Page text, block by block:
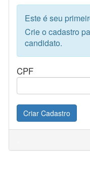
Este é seu
Crie o cadastro
candidato.
CPF
Criar Cadastro